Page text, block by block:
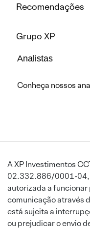
Recomendações
Grupo XP
Analistas
Conheça nossos
A XP Investimentos
02.332.886/0001-04,
autorizada a funcionar
comunicação através
está sujeita a
ou prejudicar o envio